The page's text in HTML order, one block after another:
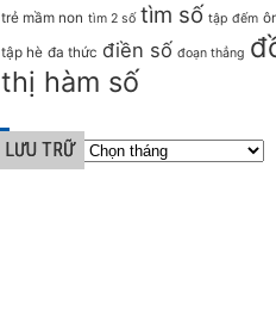
trẻ mầm non tìm 2 số tìm số tập đếm
tập hè đa thức điền số đoạn thẳng
thị hàm số
LƯU TRỮ